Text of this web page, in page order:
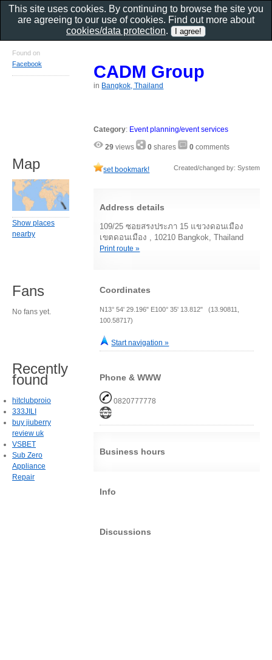
CADM Group
in Bangkok, Thailand
Category: Event planning/event services
29 views 0 shares 0 comments
set bookmark! Created/changed by: System
Address details
109/25 ซอยสรงประภา 15 แขวงดอนเมือง
เขตดอนเมือง , 10210 Bangkok, Thailand
Print route »
Coordinates
N13° 54' 29.196" E100° 35' 13.812" (13.90811,
100.58717)
Start navigation »
Phone & WWW
0820777778
Business hours
Info
Discussions
Found on
Facebook
Map
Show places
nearby
Fans
No fans yet.
Recently
found
hitclubproio
333JILI
buy jiuberry
review uk
VSBET
Sub Zero
Appliance
Repair
This site uses cookies. By continuing to browse the site you
are agreeing to our use of cookies. Find out more about
cookies/data protection.